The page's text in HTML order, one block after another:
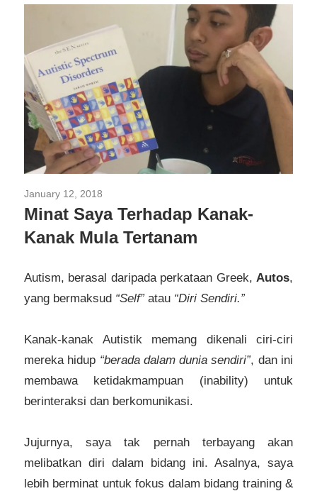
January 12, 2018
Minat Saya Terhadap Kanak-
Kanak Mula Tertanam
Autism, berasal daripada perkataan Greek, Autos,
yang bermaksud “Self”atau “Diri Sendiri.”
Kanak-kanak Autistik memang dikenali ciri-ciri
mereka hidup “berada dalam dunia sendiri”, dan ini
membawa ketidakmampuan (inability) untuk
berinteraksi dan berkomunikasi.
Jujurnya, saya tak pernah terbayang akan
melibatkan diri dalam bidang ini. Asalnya, saya
lebih berminat untuk fokus dalam bidang training &